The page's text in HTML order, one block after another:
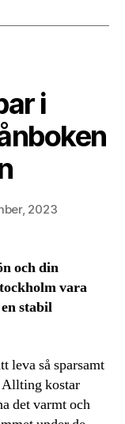
i
2023
och din
vara
stabil
leva så sparsamt
kostar
det varmt och